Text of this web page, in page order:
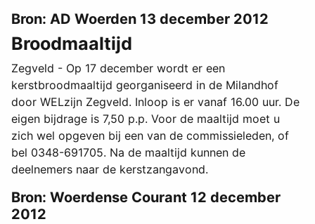
Bron: AD Woerden 13 december 2012
Broodmaaltijd
Zegveld - Op 17 december wordt er een
kerstbroodmaaltijd georganiseerd in de Milandhof
door WELzijn Zegveld. Inloop is er vanaf 16.00 uur. De
eigen bijdrage is 7,50 p.p. Voor de maaltijd moet u
zich wel opgeven bij een van de commissieleden, of
bel 0348-691705. Na de maaltijd kunnen de
deelnemers naar de kerstzangavond.
Bron: Woerdense Courant 12 december
2012